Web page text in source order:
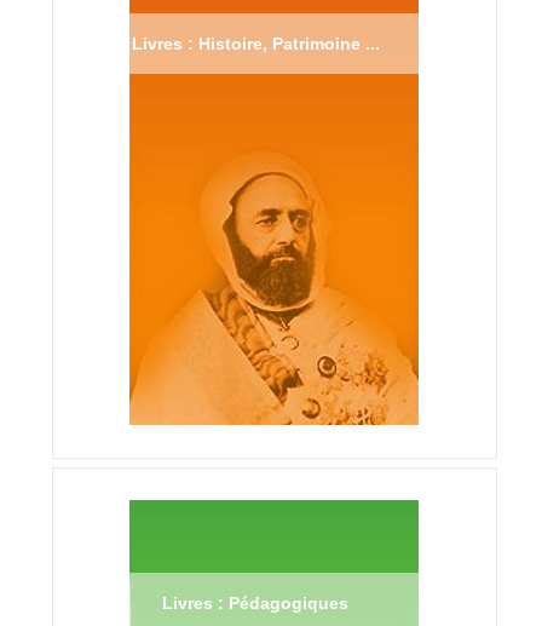
Livres : Histoire, Patrimoine ...
Livres : Pédagogiques